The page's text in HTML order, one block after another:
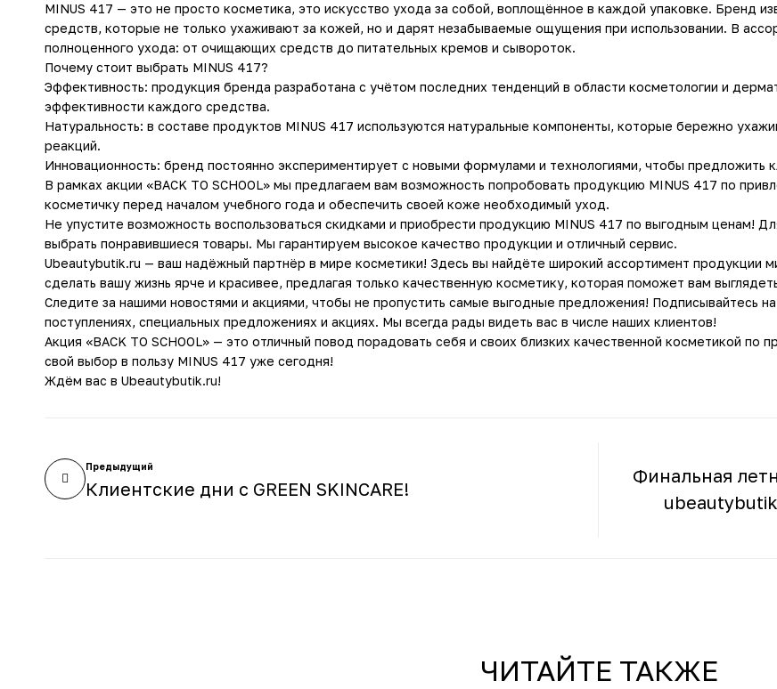
MINUS 417 — это не просто косметика, это искусство ухода за собой, воплощённое в каждой упаковке. Бренд
средств, которые не только ухаживают за кожей, но и дарят незабываемые ощущения при использовании. В
полноценного ухода: от очищающих средств до питательных кремов и сывороток.
Почему стоит выбрать MINUS 417?
Эффективность: продукция бренда разработана с учётом последних тенденций в области косметологии и
эффективности каждого средства.
Натуральность: в составе продуктов MINUS 417 используются натуральные компоненты, которые бережно
реакций.
Инновационность: бренд постоянно экспериментирует с новыми формулами и технологиями, чтобы
В рамках акции «BACK TO SCHOOL» мы предлагаем вам возможность попробовать продукцию MINUS 417 по
косметичку перед началом учебного года и обеспечить своей коже необходимый уход.
Не упустите возможность воспользоваться скидками и приобрести продукцию MINUS 417 по выгодным ценам!
выбрать понравившиеся товары. Мы гарантируем высокое качество продукции и отличный сервис.
Ubeautybutik.ru — ваш надёжный партнёр в мире косметики! Здесь вы найдёте широкий ассортимент
сделать вашу жизнь ярче и красивее, предлагая только качественную косметику, которая поможет вам
Следите за нашими новостями и акциями, чтобы не пропустить самые выгодные предложения! Подписывайтесь
поступлениях, специальных предложениях и акциях. Мы всегда рады видеть вас в числе наших клиентов!
Акция «BACK TO SCHOOL» — это отличный повод порадовать себя и своих близких качественной косметикой
свой выбор в пользу MINUS 417 уже сегодня!
Ждём вас в Ubeautybutik.ru!
Предыдущий
Клиентские дни с GREEN SKINCARE!
Финальная
ЧИТАЙТЕ ТАКЖЕ